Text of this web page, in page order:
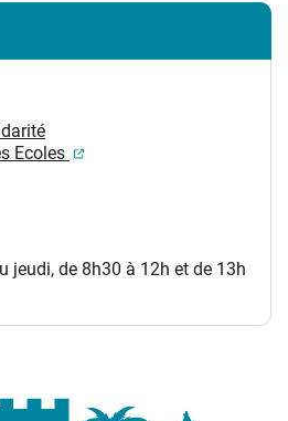
Ecoles
(ouverture dans un
jeudi, de 8h30 à 12h et de 13h